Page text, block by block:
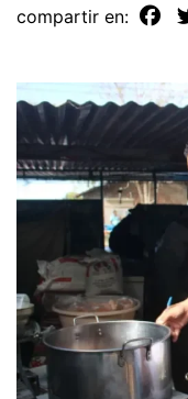
compartir en: